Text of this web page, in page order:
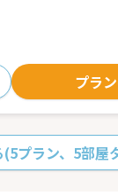
プラ
(5プラン、5部屋